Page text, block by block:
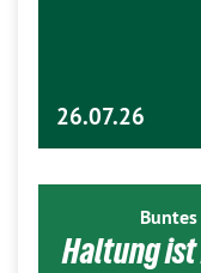
26.07.26
Haltung ist